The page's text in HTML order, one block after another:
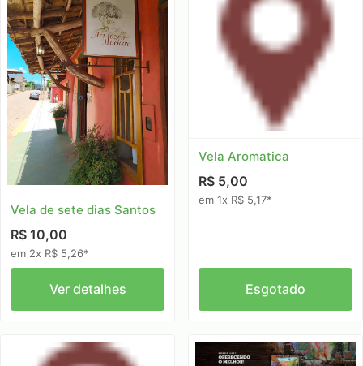
Vela de sete dias Santos
R$ 10,00
em 2x R$ 5,26*
Ver detalhes
Vela Aromatica
R$ 5,00
em 1x R$ 5,17*
Esgotado